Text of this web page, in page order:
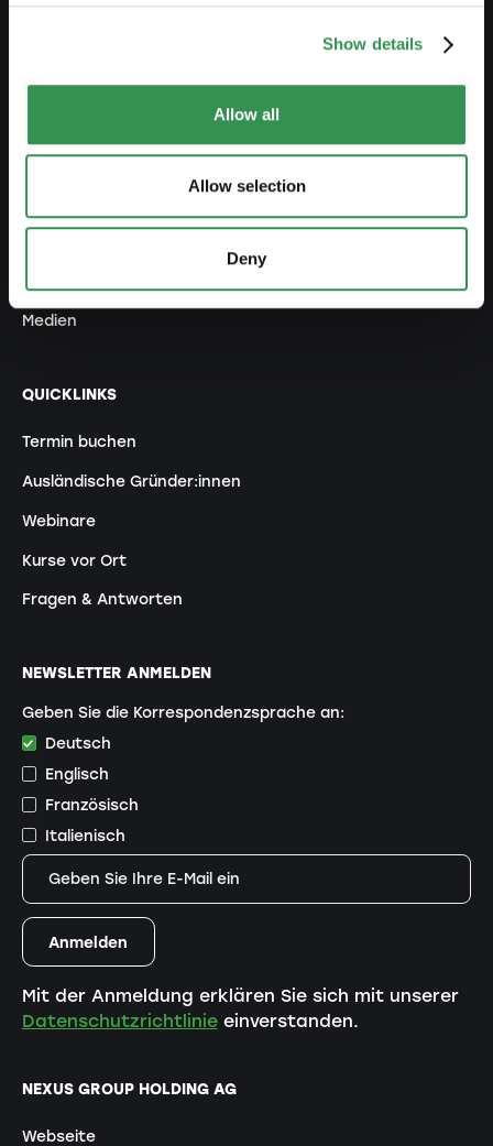
Show details
Allow all
Allow selection
Deny
ÜBER UNS
Medien
QUICKLINKS
Termin buchen
Ausländische Gründer:innen
Webinare
Kurse vor Ort
Fragen & Antworten
NEXUS GROUP HOLDING AG
Webseite
NEWSLETTER ANMELDEN
Geben Sie die Korrespondenzsprache an:
Deutsch
Englisch
Französisch
Italienisch
Mit der Anmeldung erklären Sie sich mit unserer
Datenschutzrichtlinieeinverstanden.